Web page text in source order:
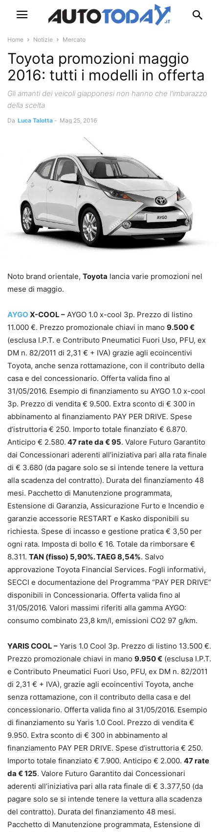
Home Notizie Mercato
Toyota promozioni maggio
2016: tutti i modelli in offerta
Gli amanti dei veicoli giapponesi non hanno che l'imbarazzo
della scelta
Da Luca Talotta - Mag 25, 2016
Noto brand orientale, Toyota lancia varie promozioni nel
mese di maggio.
AYGO X-COOL – AYGO 1.0 x-cool 3p. Prezzo di listino
11.000 €. Prezzo promozionale chiavi in mano 9.500 €
(esclusa I.P.T. e Contributo Pneumatici Fuori Uso, PFU, ex
DM n. 82/2011 di 2,31 € + IVA) grazie agli ecoincentivi
Toyota, anche senza rottamazione, con il contributo della
casa e del concessionario. Offerta valida fino al
31/05/2016. Esempio di finanziamento su AYGO 1.0 x-cool
3p. Prezzo di vendita € 9.500. Extra sconto di € 300 in
abbinamento al finanziamento PAY PER DRIVE. Spese
d’istruttoria € 250. Importo totale finanziato € 6.870.
Anticipo € 2.580. 47 rate da € 95. Valore Futuro Garantito
dai Concessionari aderenti all’iniziativa pari alla rata finale
di € 3.680 (da pagare solo se si intende tenere la vettura
alla scadenza del contratto). Durata del finanziamento 48
mesi. Pacchetto di Manutenzione programmata,
Estensione di Garanzia, Assicurazione Furto e Incendio e
garanzie accessorie RESTART e Kasko disponibili su
richiesta. Spese di incasso e gestione pratica € 3,50 per
ogni rata. Imposta di bollo € 16. Totale da rimborsare €
8.311. TAN (fisso) 5,90%. TAEG 8,54%. Salvo
approvazione Toyota Financial Services. Fogli informativi,
SECCI e documentazione del Programma “PAY PER DRIVE”
disponibili in Concessionaria. Offerta valida fino al
31/05/2016. Valori massimi riferiti alla gamma AYGO:
consumo combinato 23,8 km/l, emissioni CO2 97 g/km.
YARIS COOL – Yaris 1.0 Cool 3p. Prezzo di listino 13.500 €.
Prezzo promozionale chiavi in mano 9.950 € (esclusa I.P.T.
e Contributo Pneumatici Fuori Uso, PFU, ex DM n. 82/2011
di 2,31 € + IVA), grazie agli ecoincentivi Toyota, anche
senza rottamazione, con il contributo della casa e del
concessionario. Offerta valida fino al 31/05/2016. Esempio
di finanziamento su Yaris 1.0 Cool. Prezzo di vendita €
9.950. Extra sconto di € 300 in abbinamento al
finanziamento PAY PER DRIVE. Spese d’istruttoria € 250.
Importo totale finanziato € 7.900. Anticipo € 2.000. 47 rate
da € 125. Valore Futuro Garantito dai Concessionari
aderenti all’iniziativa pari alla rata finale di € 3.377,50 (da
pagare solo se si intende tenere la vettura alla scadenza
del contratto). Durata del finanziamento 48 mesi.
Pacchetto di Manutenzione programmata, Estensione di